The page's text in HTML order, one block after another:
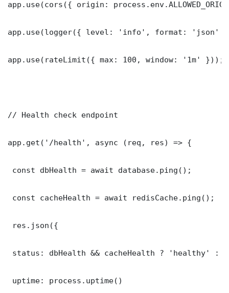
app.use(cors({ origin:
app.use(logger({ level: 'info', format: 'json'
app.use(rateLimit({ max: 100, window: '1m' }));
// Health check endpoint
app.get('/health', async (req, res) => {
const dbHealth = await database.ping();
const cacheHealth = await redisCache.ping();
res.json({
status: dbHealth && cacheHealth ? 'healthy' :
uptime: process.uptime()